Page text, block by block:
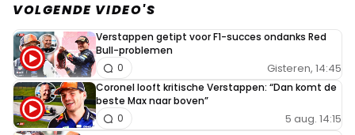
VOLGENDE VIDEO'S
Verstappen getipt voor F1-succes ondanks Red
Bull-problemen
Gisteren, 14:45
0
Coronel looft kritische Verstappen: “Dan komt de
beste Max naar boven”
5 aug. 14:15
0